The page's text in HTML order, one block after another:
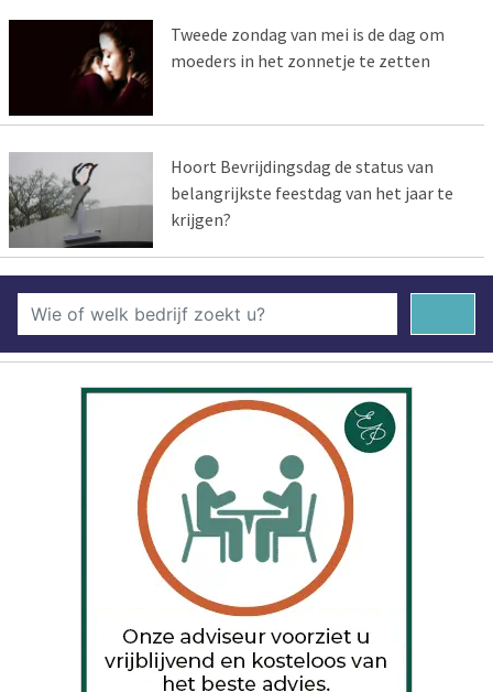
Tweede zondag van mei is de dag om
moeders in het zonnetje te zetten
Hoort Bevrijdingsdag de status van
belangrijkste feestdag van het jaar te
krijgen?